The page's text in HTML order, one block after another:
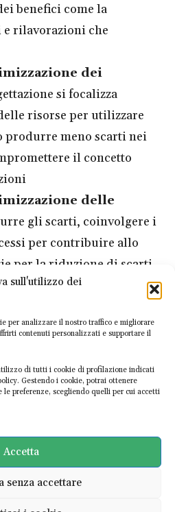
sull'utilizzo dei
per analizzare il nostro traffico e migliorare
contenuti personalizzati e supportare il
di tutti i cookie di profilazione indicati
Gestendo i cookie, potrai ottenere
le preferenze, scegliendo quelli per cui accetti
Accetta
senza accettare
benefici come la
rilavorazioni che
dei
si focalizza
risorse per utilizzare
produrre meno scarti nei
il concetto
delle
gli scarti, coinvolgere i
per contribuire allo
per la riduzione di scarti
nel monitoraggio
e flessibilità
sull’intero ciclo di vita per
tenendo in
o rinnovamento